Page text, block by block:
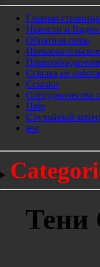
Главная страница
Новости и Видео
Обратная связь
Ссылка не
Ссылки
Сотрудничество
Help
Cлучайный
test
Тени